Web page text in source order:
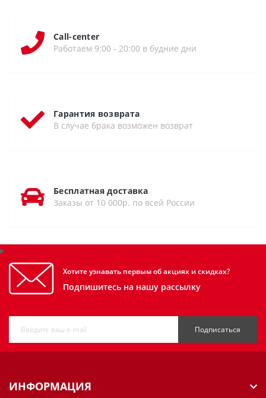
Call-center
Работаем 9:00 - 20:00 в будние дни
Гарантия возврата
В случае брака возможен возврат
Бесплатная доставка
Заказы от 10 000р. по всей России
Хотите узнавать первым об акциях и скидках?
Подпишитесь на нашу рассылку
Подписаться
ИНФОРМАЦИЯ